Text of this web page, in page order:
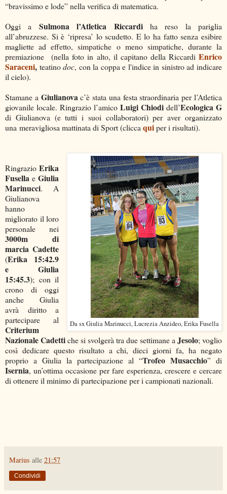
“bravissimo e lode” nella verifica di matematica.
Oggi a Sulmona l’Atletica Riccardiha reso la pariglia
all’abruzzese. Si è ‘ripresa’ lo scudetto. E lo ha fatto senza esibire
magliette ad effetto, simpatiche o meno simpatiche, durante la
premiazione (nella foto in alto, il capitano della Riccardi Enrico
Saraceni, teatinodoc, con la coppa e l'indice in sinistro ad indicare
il cielo).
Stamane a Giulianova c’è stata una festa straordinaria per l’Atletica
giovanile locale. Ringrazio l’amico Luigi Chiodi dell’Ecologica G
di Giulianova (e tutti i suoi collaboratori) per aver organizzato
una meravigliosa mattinata di Sport (clicca quiper i risultati).
Da sx Giulia Marinucci, Lucrezia Anzideo, Erika Fusella
RingrazioErika
Fusella eGiulia
Marinucci. A
Giulianova
hanno
migliorato il loro
personale nei
3000m di
marcia Cadette
(Erika 15:42.9
e Giulia
15:45.3); con il
crono di oggi
anche Giulia
avrà diritto a
partecipare al
Criterium
Nazionale Cadettiche si svolgerà tra due settimane a Jesolo; voglio
così dedicare questo risultato a chi, dieci giorni fa, ha negato
proprio a Giulia la partecipazione al “Trofeo Musacchio” di
Isernia, un’ottima occasione per fare esperienza, crescere e cercare
di ottenere il minimo di partecipazione per i campionati nazionali.
Marius alle 21:57
Condividi